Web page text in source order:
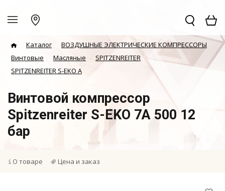
Каталог
ВОЗДУШНЫЕ ЭЛЕКТРИЧЕСКИЕ КОМПРЕССОРЫ
Винтовые
Масляные
SPITZENREITER
SPITZENREITER S-EKO A
Винтовой компрессор
Spitzenreiter S-EKO 7A 500 12
бар
О товаре Цена и заказ